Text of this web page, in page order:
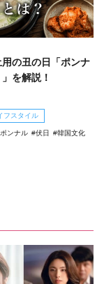
の丑の日「ポンナ
を解説！
フスタイル
ポンナル 伏日 韓国文化